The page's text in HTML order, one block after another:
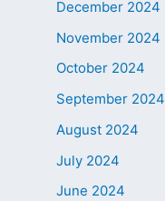
December 2024
November 2024
October 2024
September 2024
August 2024
July 2024
June 2024